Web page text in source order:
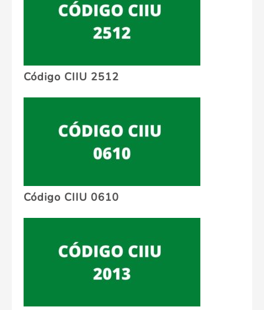
Código CIIU 2512
Código CIIU 0610